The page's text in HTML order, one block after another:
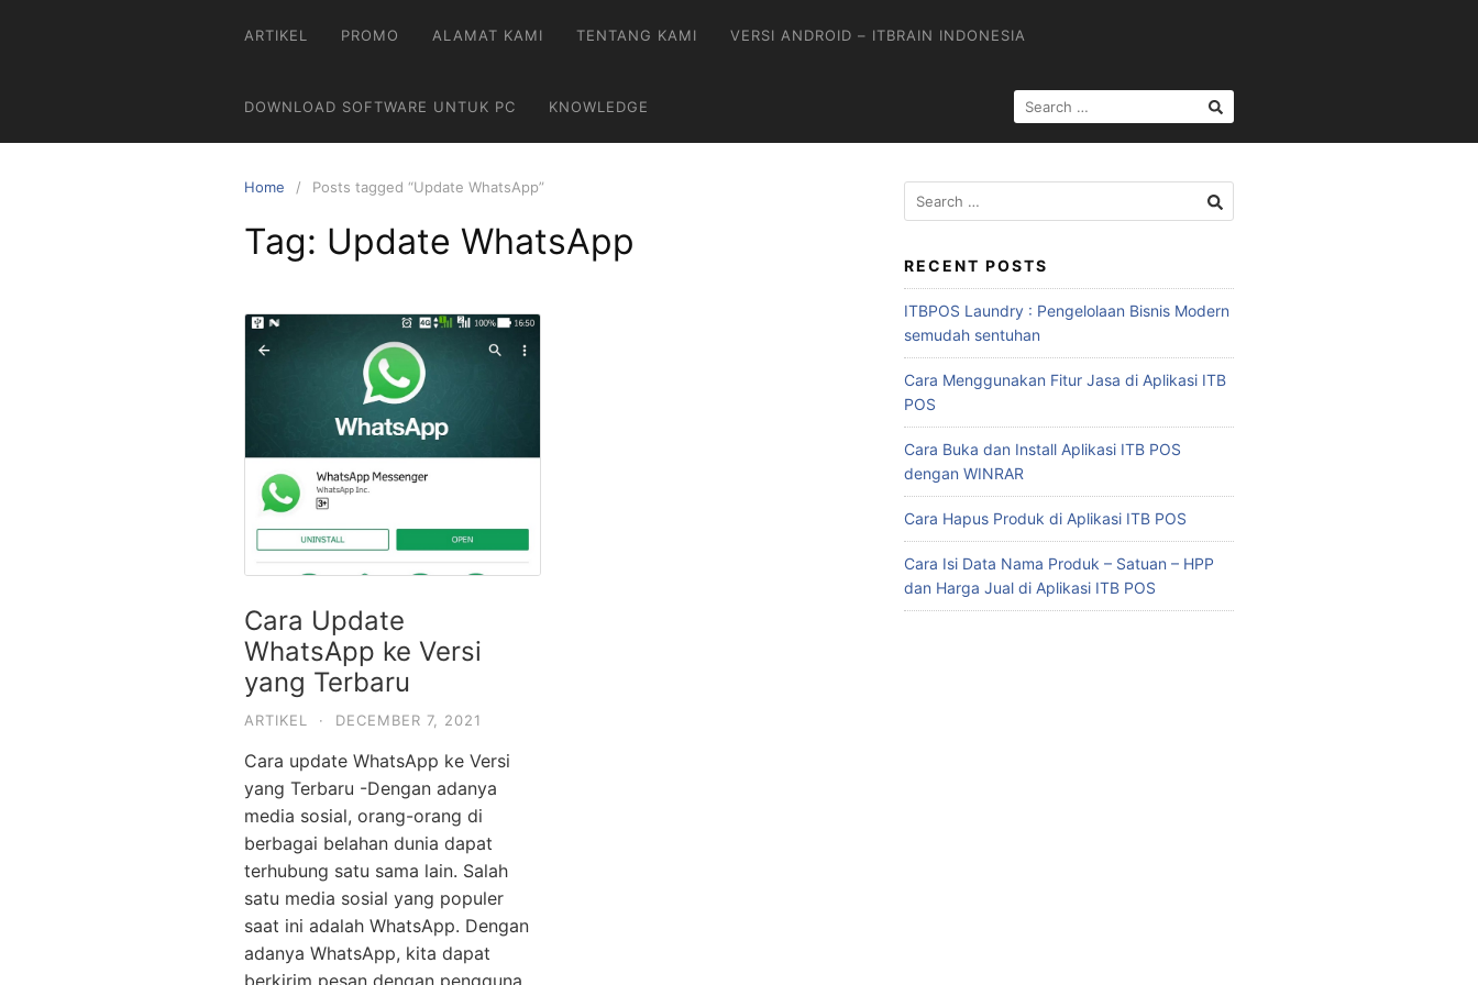
ARTIKEL PROMO ALAMAT KAMI TENTANG KAMI VERSI ANDROID – ITBRAIN INDONESIA
DOWNLOAD SOFTWARE UNTUK PC KNOWLEDGE
Home Posts tagged “Update WhatsApp”
Tag: Update WhatsApp
Cara Update
WhatsApp ke Versi
yang Terbaru
ARTIKEL · DECEMBER 7, 2021
Cara update WhatsApp ke Versi
yang Terbaru -Dengan adanya
media sosial, orang-orang di
berbagai belahan dunia dapat
terhubung satu sama lain. Salah
satu media sosial yang populer
saat ini adalah WhatsApp. Dengan
adanya WhatsApp, kita dapat
berkirim pesan dengan pengguna
RECENT POSTS
ITBPOS Laundry : Pengelolaan Bisnis Modern
semudah sentuhan
Cara Menggunakan Fitur Jasa di Aplikasi ITB
POS
Cara Buka dan Install Aplikasi ITB POS
dengan WINRAR
Cara Hapus Produk di Aplikasi ITB POS
Cara Isi Data Nama Produk – Satuan – HPP
dan Harga Jual di Aplikasi ITB POS